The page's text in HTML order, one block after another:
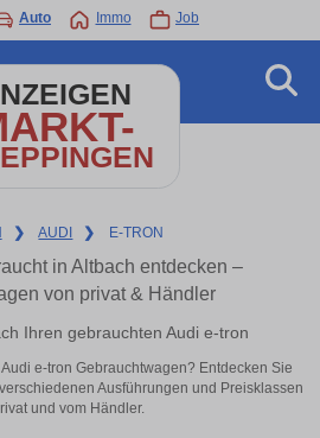
Auto Immo Job
❯ AUDI ❯ E-TRON
in Altbach entdecken –
von privat & Händler
Ihren gebrauchten Audi e-tron
e-tron Gebrauchtwagen? Entdecken Sie
Ausführungen und Preisklassen
und vom Händler.